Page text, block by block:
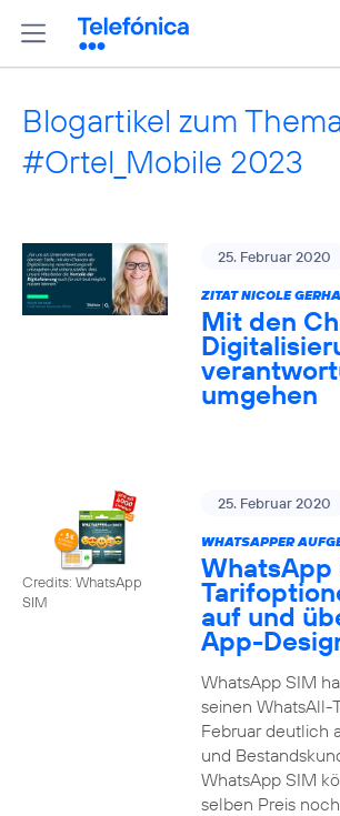
Blogartikel zum
#Ortel_Mobile 2023
25. Februar 2020
ZITAT NICOLE
Mit den
umgehen
Credits: WhatsApp
SIM
25. Februar 2020
WHATSAPPER
auf und
App-
WhatsApp SIM
seinen WhatsAll-
Februar deutlich
und
WhatsApp SIM
selben Preis